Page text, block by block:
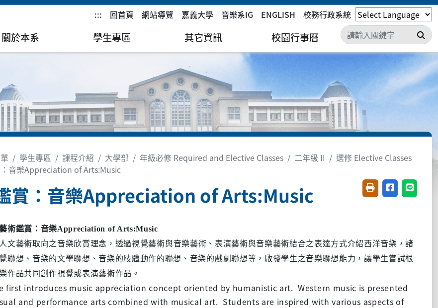
::: 回首頁 網站導覽 嘉義大學 音樂系IG ENGLISH 校務行政系統
關於本系 學生專區 其它資訊 校園行事曆 搜
學生專區 課程介紹 大學部 年級必修 Required and Elective Classes 二年級 II
選修 Elective Classes
音樂Appreciation of Arts:Music
賞：音樂Appreciation of Arts:Music 友善列印(開新視窗)
分享至臉書(
分享至
術鑑賞：音樂Appreciation of Arts:Music
文藝術取向之音樂欣賞理念， 透過視覺藝術與音樂藝術、表演藝術與音樂藝術結合之表達方式介紹西洋音樂，諸
聯想、音樂的文學聯想、音樂的肢體動作的聯想、音樂的戲劇聯想等，啟發學生之音樂聯想能力，讓學生嘗試根
作品共同創作視覺或表演藝術作品。
first introduces music appreciation concept oriented by humanistic art. Western music is presented
and performance arts combined with musical art. Students are inspired with various aspects of